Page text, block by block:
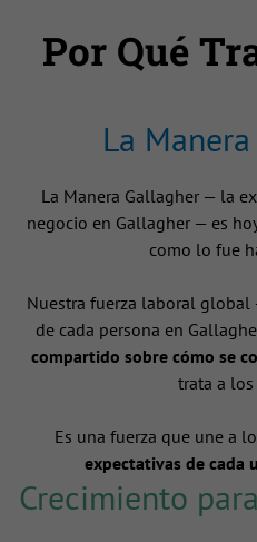
Por Qué
La
La Manera Gallagher — la
negocio en Gallagher — es
como lo fue
Nuestra fuerza laboral
de cada persona en
compartido sobre cómo se
trata a
Es una fuerza que une a
expectativas de cada
Crecimiento